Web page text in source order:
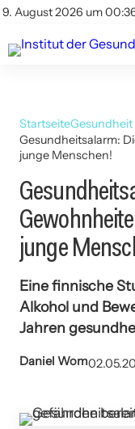
9. August 2026 um
Kontakt
Kontakt
AGBs
StartseiteGesundheit
Gesundheitsalarm:
junge Menschen!
junge
Eine finnische
Alkohol und
Jahren
Daniel Wom